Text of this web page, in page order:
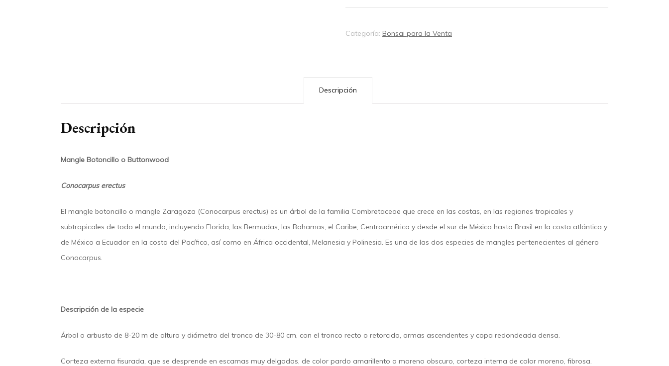
/
de
Categoría: Bonsai para la Venta
Descripción
Descripción
Mangle Botoncillo o Buttonwood
Conocarpus erectus
El mangle botoncillo o mangle Zaragoza (Conocarpus erectus) es un árbol de la familia Combretaceae que crece en las costas, en las regiones tropicales y
subtropicales de todo el mundo, incluyendo Florida, las Bermudas, las Bahamas, el Caribe, Centroamérica y desde el sur de México hasta Brasil en la costa atlántica y
de México a Ecuador en la costa del Pacífico, así como en África occidental, Melanesia y Polinesia. Es una de las dos especies de mangles pertenecientes al género
Conocarpus.
Descripción de la especie
Árbol o arbusto de 8-20 m de altura y diámetro del tronco de 30-80 cm, con el tronco recto o retorcido, armas ascendentes y copa redondeada densa.
Corteza externa fisurada, que se desprende en escamas muy delgadas, de color pardo amarillento a moreno obscuro, corteza interna de color moreno, fibrosa.